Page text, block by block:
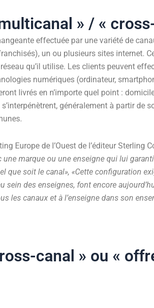
» / «
effectuée par une variété de
un ou plusieurs sites internet.
qu’il utilise. Les clients peuvent
numériques (ordinateur,
livrés en n’importe quel point :
généralement à partir de
Europe de l’Ouest de l’éditeur Sterling
marque ou une enseigne qui lui
que soit le canal», «Cette configuration
sein des enseignes, font encore
les canaux et à l’enseigne dans son
canal » ou «